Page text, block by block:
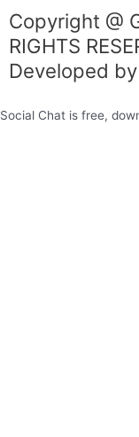
o
k
r
a
m
Copyright @
RIGHTS
Developed
Social Chat is free,